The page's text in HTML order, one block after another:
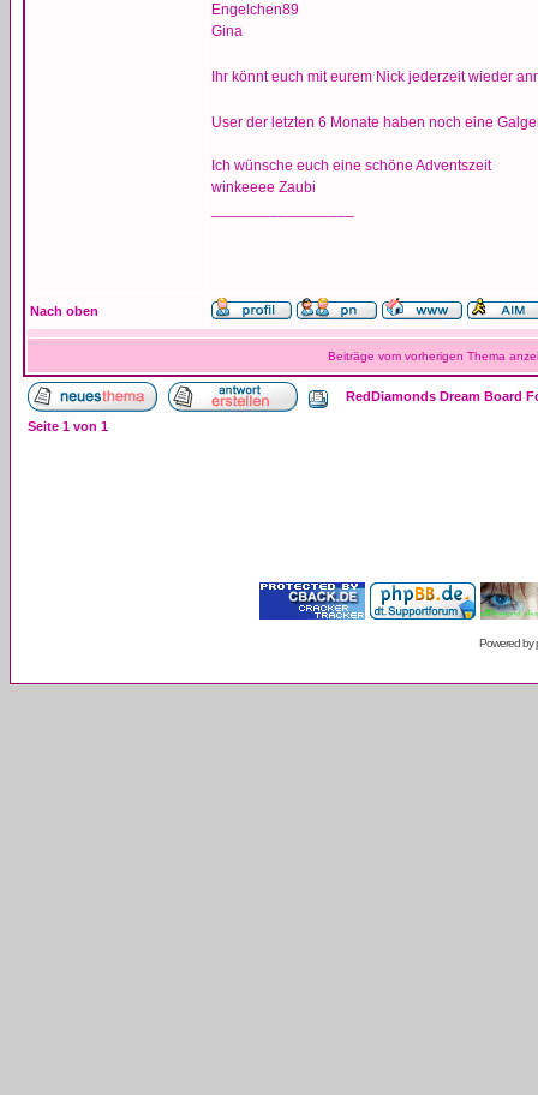
Engelchen89
Gina
Ihr könnt euch mit eurem Nick jederzeit wieder
User der letzten 6 Monate haben noch eine
Ich wünsche euch eine schöne Adventszeit
winkeeee Zaubi
Nach oben
Beiträge vom vorherigen Thema
RedDiamonds Dream Board
Seite 1 von 1
Powered by